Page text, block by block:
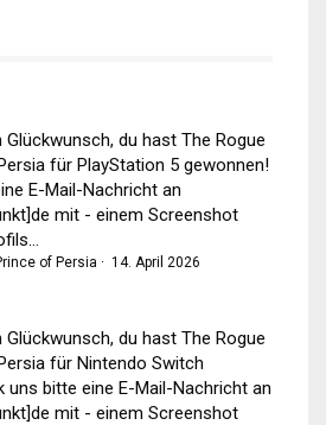
Glückwunsch, du hast The Rogue
für PlayStation 5 gewonnen!
E-Mail-Nachricht an
mit - einem Screenshot
of Persia · 14. April 2026
Glückwunsch, du hast The Rogue
für Nintendo Switch
uns bitte eine E-Mail-Nachricht an
mit - einem Screenshot